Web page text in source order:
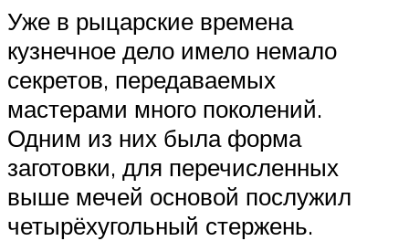
Уже в рыцарские времена
кузнечное дело имело немало
секретов, передаваемых
мастерами много поколений.
Одним из них была форма
заготовки, для перечисленных
выше мечей основой послужил
четырёхугольный стержень.